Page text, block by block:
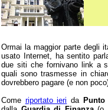
Ormai la maggior parte degli
usato Internet, ha sentito
due siti che fornivano link a
quali sono trasmesse in
dovrebbero pagare (e non
Come riportato ieri da